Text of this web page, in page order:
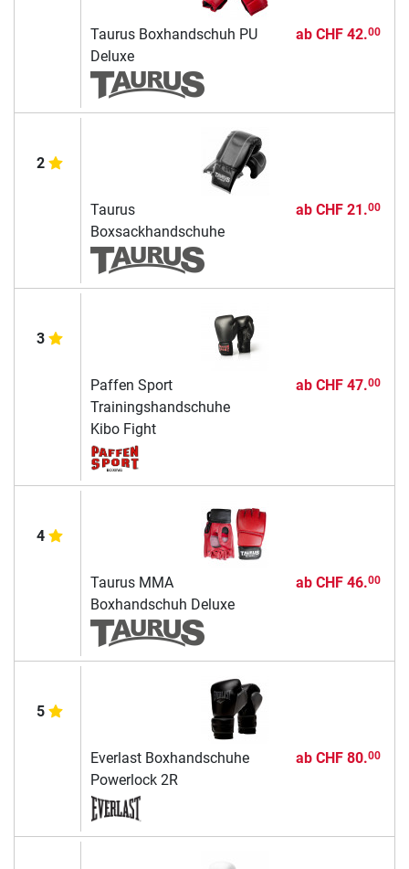
Taurus Boxhandschuh PU
Deluxe
ab CHF 42.00
2
Taurus
Boxsackhandschuhe
ab CHF 21.00
3
Paffen Sport
Trainingshandschuhe
Kibo Fight
ab CHF 47.00
4
Taurus MMA
Boxhandschuh Deluxe
ab CHF 46.00
5
Everlast Boxhandschuhe
Powerlock 2R
ab CHF 80.00